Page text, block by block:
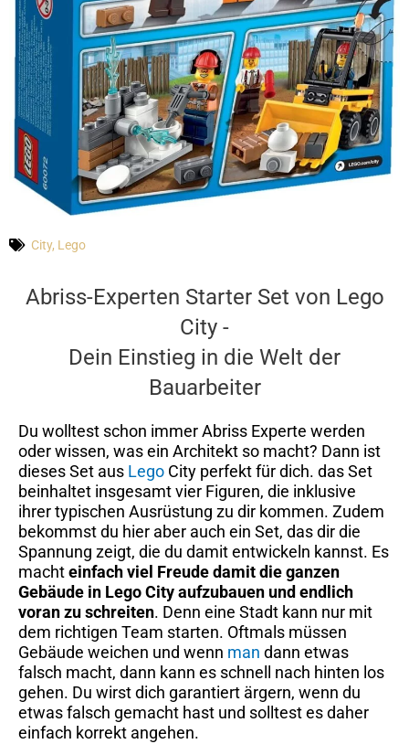
City, Lego
Abriss-Experten Starter Set von Lego
City -
Dein Einstieg in die Welt der
Bauarbeiter
Du wolltest schon immer Abriss Experte werden
oder wissen, was ein Architekt so macht? Dann ist
dieses Set aus Lego City perfekt für dich. das Set
beinhaltet insgesamt vier Figuren, die inklusive
ihrer typischen Ausrüstung zu dir kommen. Zudem
bekommst du hier aber auch ein Set, das dir die
Spannung zeigt, die du damit entwickeln kannst. Es
machteinfach viel Freude damit die ganzen
Gebäude in Lego City aufzubauen und endlich
voran zu schreiten. Denn eine Stadt kann nur mit
dem richtigen Team starten. Oftmals müssen
Gebäude weichen und wenn man dann etwas
falsch macht, dann kann es schnell nach hinten los
gehen. Du wirst dich garantiert ärgern, wenn du
etwas falsch gemacht hast und solltest es daher
einfach korrekt angehen.